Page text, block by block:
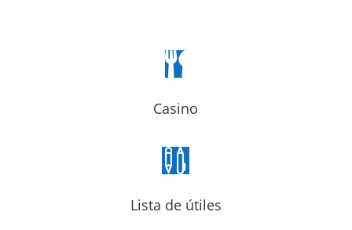

Casino

Lista de útiles